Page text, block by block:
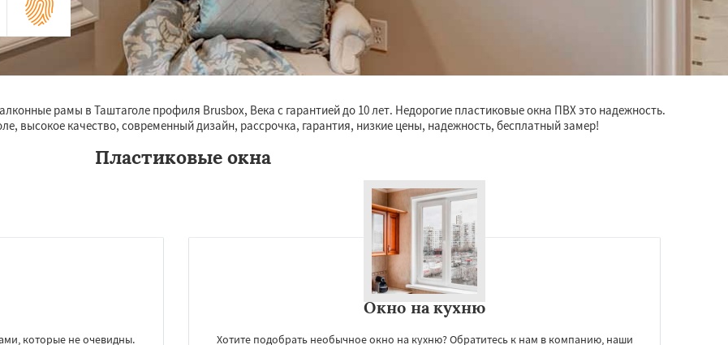
рамы в Таштаголе профиля Brusbox, Века с гарантией до 10 лет. Недорогие пластиковые окна ПВХ это надежность.
высокое качество, современный дизайн, рассрочка, гарантия, низкие цены, надежность, бесплатный замер!
Пластиковые окна
которые не очевидны.
Окно на кухню
Хотите подобрать необычное окно на кухню? Обратитесь к нам в компанию, наши